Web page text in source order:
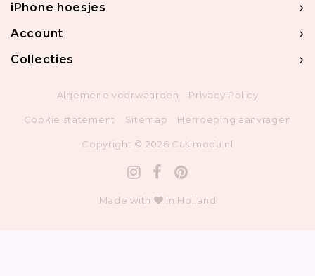
iPhone hoesjes
Account
Collecties
Algemene voorwaarden Privacy Policy
Cookie statement Sitemap Herroeping aanvragen
Copyright © 2026 Casimoda.nl
Made with in Holland